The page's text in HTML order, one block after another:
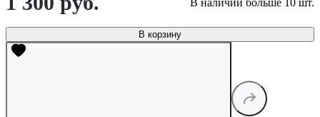
В наличии больше 10 шт.
В корзину